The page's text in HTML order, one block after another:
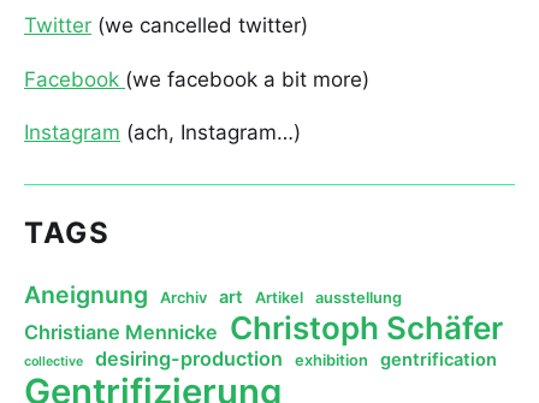
Twitter (we cancelled twitter)
Facebook (we facebook a bit more)
Instagram (ach, Instagram…)
TAGS
Aneignung Archiv art Artikel ausstellung
Christiane Mennicke Christoph Schäfer
collective desiring-production exhibition gentrification
Gentrifizierung